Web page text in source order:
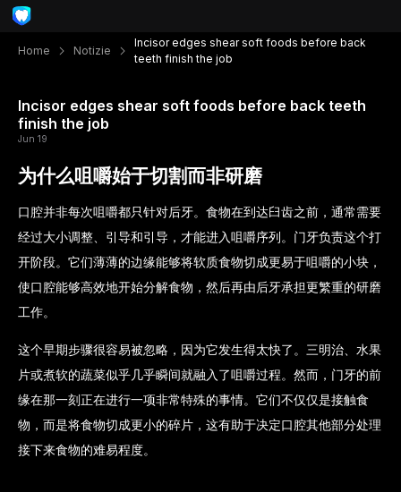
Home Notizie
Incisor edges shear soft foods before back
teeth finish the job
Incisor edges shear soft foods before back teeth
finish the job
Jun 19
为什么咀嚼始于切割而非研磨
口腔并非每次咀嚼都只针对后牙。食物在到达臼齿之前，通常需要
经过大小调整、引导和引导，才能进入咀嚼序列。门牙负责这个打
开阶段。它们薄薄的边缘能够将软质食物切成更易于咀嚼的小块，
使口腔能够高效地开始分解食物，然后再由后牙承担更繁重的研磨
工作。
这个早期步骤很容易被忽略，因为它发生得太快了。三明治、水果
片或煮软的蔬菜似乎几乎瞬间就融入了咀嚼过程。然而，门牙的前
缘在那一刻正在进行一项非常特殊的事情。它们不仅仅是接触食
物，而是将食物切成更小的碎片，这有助于决定口腔其他部分处理
接下来食物的难易程度。